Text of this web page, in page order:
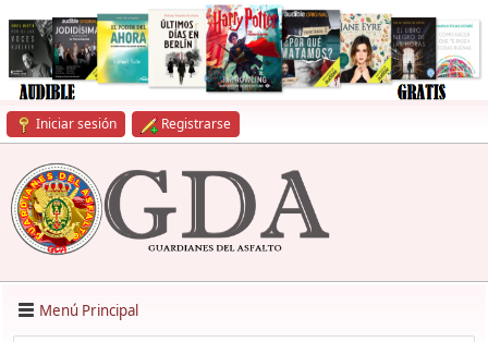
Iniciar sesión Registrarse
Menú Principal